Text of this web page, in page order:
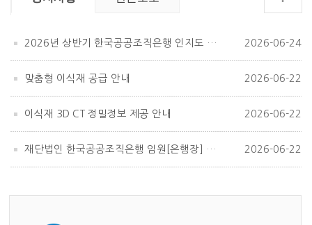
2026년 상반기 한국공공조직은행 인지도 조사 2026-06-24
맞춤형 이식재 공급 안내 2026-06-22
이식재 3D CT 정밀정보 제공 안내 2026-06-22
재단법인 한국공공조직은행 임원[은행장] 공개모집 2026-06-22